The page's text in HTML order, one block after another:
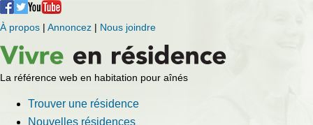
À propos | Annoncez | Nous joindre
La référence web en habitation pour aînés
Trouver une résidence
Nouvelles résidences